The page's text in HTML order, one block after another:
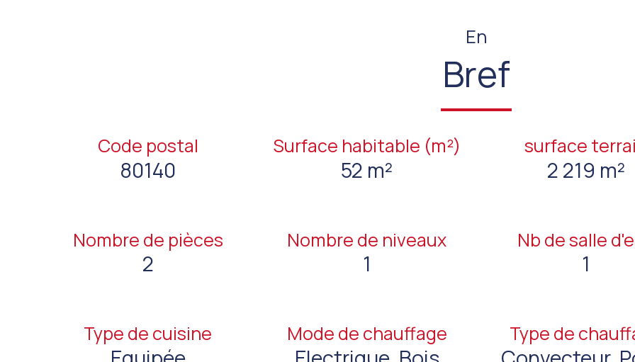
En
Bref
Code postal
80140
Surface habitable (m²)
52 m²
surface
2 219 m²
Nombre de pièces
2
Nombre de niveaux
1
Nb de salle
1
Type de cuisine Mode de chauffage Type de